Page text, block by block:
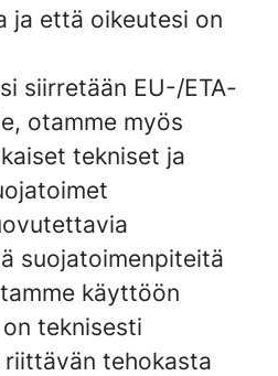
ja että oikeutesi on
siirretään EU-/ETA-
otamme myös
tekniset ja
suojatoimenpiteitä
käyttöön
teknisesti
tehokasta